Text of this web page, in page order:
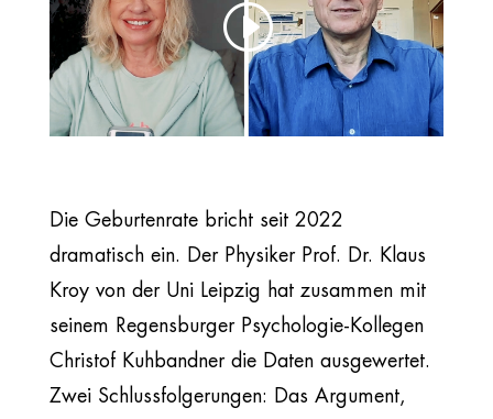
Die Geburtenrate bricht seit 2022
dramatisch ein. Der Physiker Prof. Dr. Klaus
Kroy von der Uni Leipzig hat zusammen mit
seinem Regensburger Psychologie-Kollegen
Christof Kuhbandner die Daten ausgewertet.
Zwei Schlussfolgerungen: Das Argument,